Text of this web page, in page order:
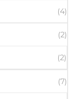
(4)
(2)
(2)
(7)